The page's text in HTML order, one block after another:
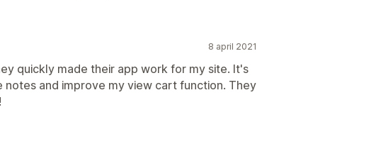
8 april 2021
quickly made their app work for my site. It's
and improve my view cart function. They